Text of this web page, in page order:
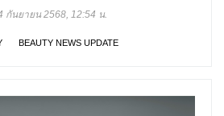
กันยายน 2568, 12:54 น.
BEAUTY NEWS UPDATE